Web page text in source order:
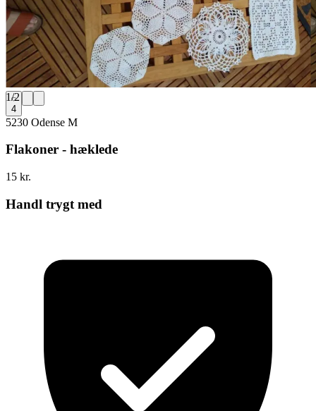
1/2
4
5230 Odense M
Flakoner - hæklede
15 kr.
Handl trygt med